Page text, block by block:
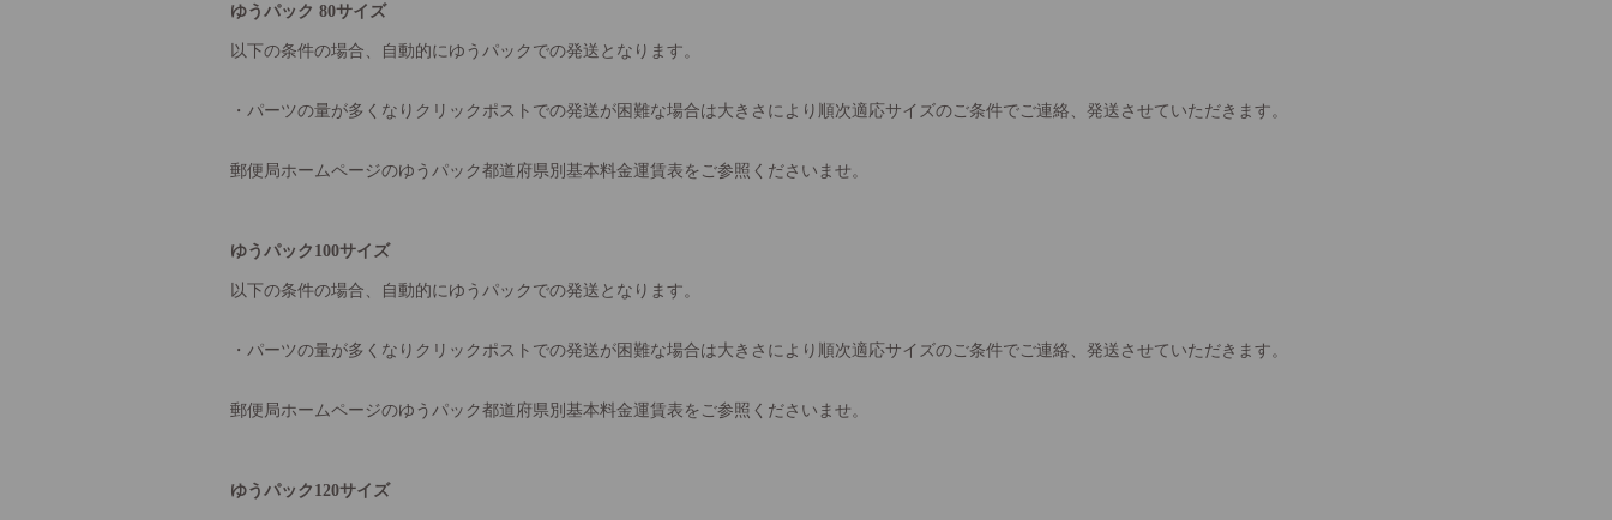
ゆうパック 80サイズ
以下の条件の場合、自動的にゆうパックでの発送となります。
・パーツの量が多くなりクリックポストでの発送が困難な場合は大きさにより順次適応サイズのご条件でご連絡、発送させていただきます。
郵便局ホームページのゆうパック都道府県別基本料金運賃表をご参照くださいませ。
ゆうパック100サイズ
以下の条件の場合、自動的にゆうパックでの発送となります。
・パーツの量が多くなりクリックポストでの発送が困難な場合は大きさにより順次適応サイズのご条件でご連絡、発送させていただきます。
郵便局ホームページのゆうパック都道府県別基本料金運賃表をご参照くださいませ。
ゆうパック120サイズ